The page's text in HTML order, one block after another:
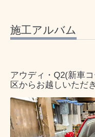
施工アルバム
アウディ・Q2(新車
区からお越しいただ